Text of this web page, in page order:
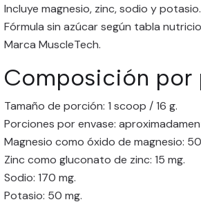
Incluye magnesio, zinc, sodio y potasio.
Fórmula sin azúcar según tabla
Marca MuscleTech.
Composición por
Tamaño de porción: 1 scoop / 16 g.
Porciones por envase:
Magnesio como óxido de magnesio:
Zinc como gluconato de zinc: 15 mg.
Sodio: 170 mg.
Potasio: 50 mg.